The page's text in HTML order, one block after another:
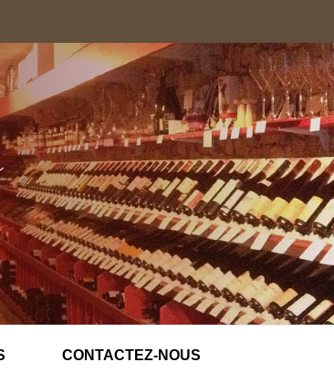
CONTACTEZ-NOUS